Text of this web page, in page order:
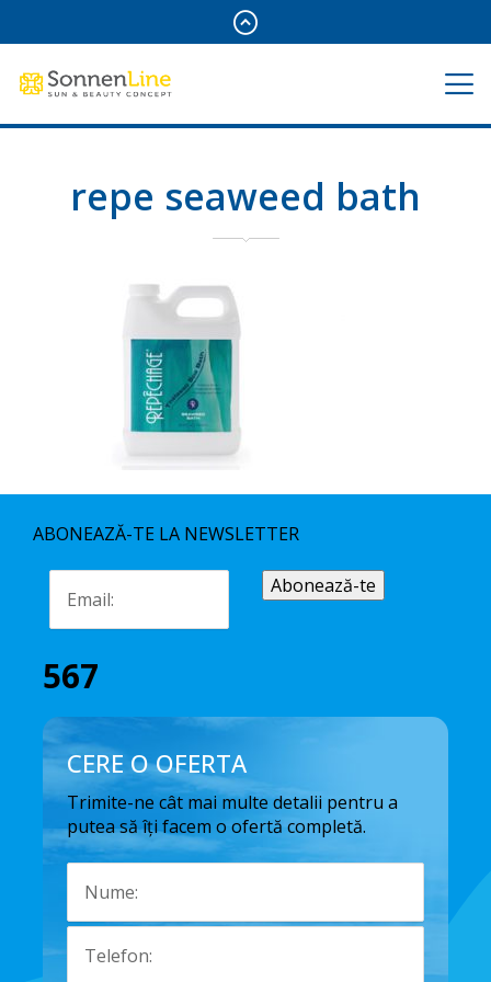
repe seaweed bath
ABONEAZĂ-TE LA NEWSLETTER
567
CERE O OFERTA
Trimite-ne cât mai multe detalii pentru a
putea să îți facem o ofertă completă.